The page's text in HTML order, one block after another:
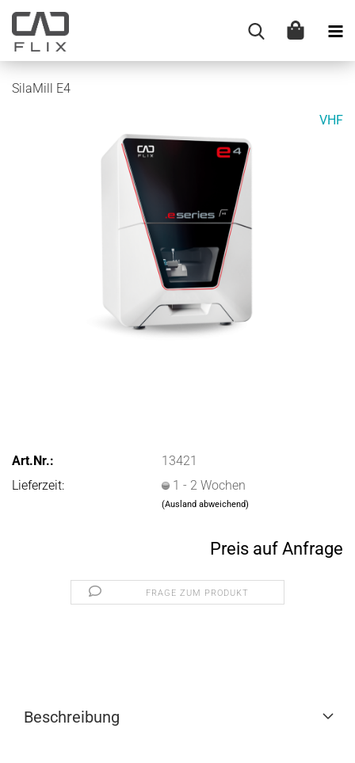
SilaMill E4
VHF
Art.Nr.:
13421
Lieferzeit:
1 - 2 Wochen
(Ausland abweichend)
Preis auf Anfrage
FRAGE ZUM PRODUKT
Beschreibung